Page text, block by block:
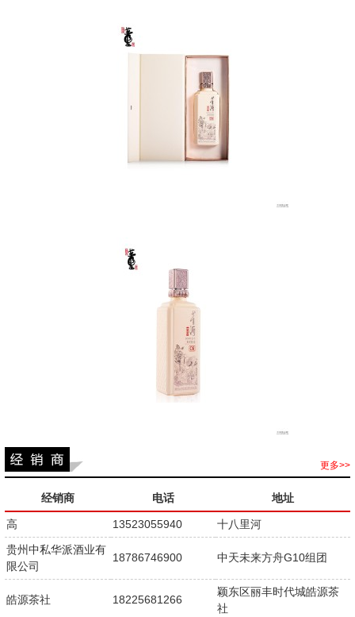
更多>>
经销商 电话 地址
高 13523055940
十八里河
贵州中私华派酒业有
限公司
18786746900 中天未来方舟G10组团
皓源茶社 18225681266
颖东区丽丰时代城皓源茶
社